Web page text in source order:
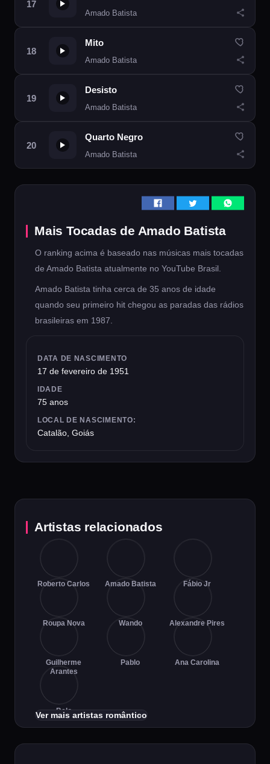
Amado Batista
Mito
Amado Batista
Desisto
Amado Batista
Quarto Negro
Amado Batista
Artistas relacionados
Roberto Carlos Amado Batista Fábio Jr
Roupa Nova Wando Alexandre Pires
Guilherme
Arantes
Pablo Ana Carolina
Belo
Ver mais artistas romântico
Mais Tocadas de Amado Batista
O ranking acima é baseado nas músicas mais tocadas
de Amado Batista atualmente no YouTube Brasil.
Amado Batista tinha cerca de 35 anos de idade
quando seu primeiro hit chegou as paradas das rádios
brasileiras em 1987.
DATA DE NASCIMENTO
17 de fevereiro de 1951
IDADE
75 anos
LOCAL DE NASCIMENTO:
Catalão, Goiás